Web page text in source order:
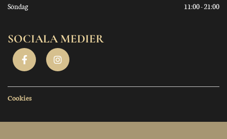
Söndag
11:00 - 21:00
SOCIALA MEDIER
Cookies